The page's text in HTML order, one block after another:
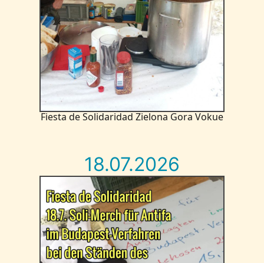
Fiesta de Solidaridad Zielona Gora Vokue
18.07.2026